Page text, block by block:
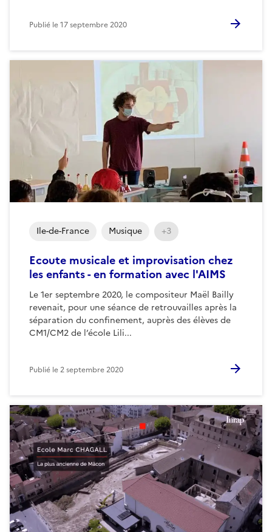
Publié le17 septembre 2020
Ecoute musicale et improvisation chez
les enfants - en formation avec l'AIMS
Le 1er septembre 2020, le compositeur Maël Bailly
revenait, pour une séance de retrouvailles après la
séparation du confinement, auprès des élèves de
CM1/CM2 de l’école Lili...
Ile-de-France Musique +3
Publié le2 septembre 2020